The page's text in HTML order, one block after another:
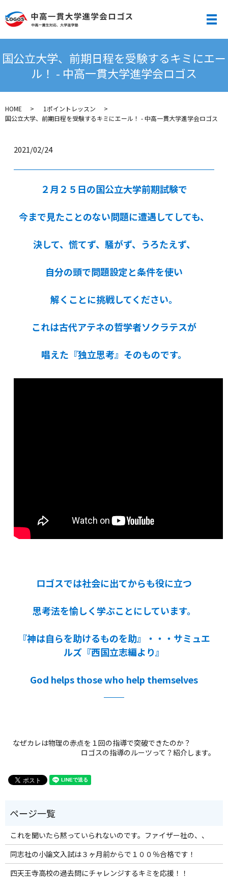
メ
国公立大学、前期日程を受験するキミにエー
ル！ - 中高一貫大学進学会ロゴス
HOME
1ポイントレッスン
国公立大学、前期日程を受験するキミにエール！ - 中高一貫大学進学会ロゴス
2021/02/24
２月２５日の国公立大学前期試験で
今まで見たことのない問題に遭遇してしても、
決して、慌てず、騒がず、うろたえず、
自分の頭で問題設定と条件を使い
解くことに挑戦してください。
これは古代アテネの哲学者ソクラテスが
唱えた『独立思考』そのものです。
ロゴスでは社会に出てからも役に立つ
思考法を愉しく学ぶことにしています。
『神は自らを助けるものを助』・・・サミュエ
ルズ『西国立志編より』
God helps those who help themselves
なぜカレは物理の赤点を１回の指導で突破できたのか？
ロゴスの指導のルーツって？紹介します。
これを聞いたら黙っていられないのです。ファイザー社の、、
同志社の小論文入試は３ヶ月前からで１００％合格です！
四天王寺高校の過去問にチャレンジするキミを応援！！